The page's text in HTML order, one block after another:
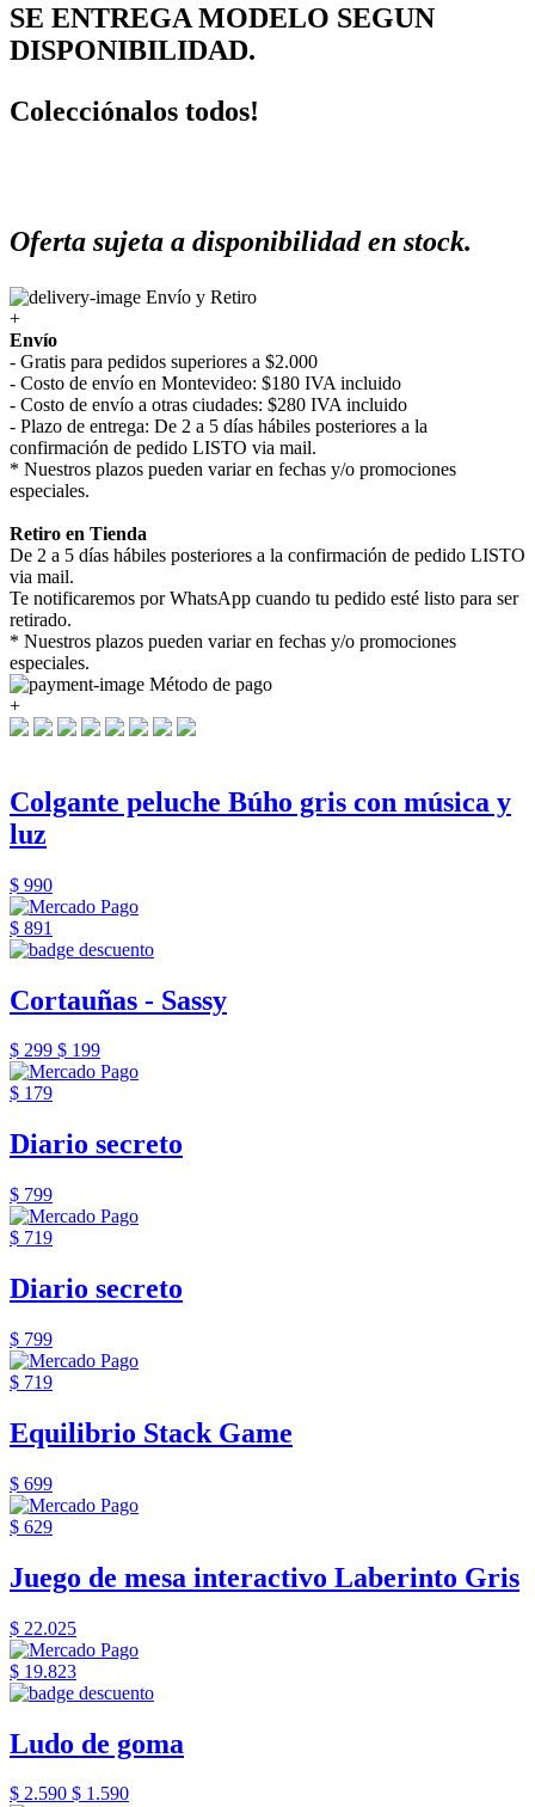
SE ENTREGA MODELO SEGUN
DISPONIBILIDAD.
Colecciónalos todos!
Oferta sujeta a disponibilidad en stock.
Envío y Retiro
+
Envío
- Gratis para pedidos superiores a $2.000
- Costo de envío en Montevideo: $180 IVA incluido
- Costo de envío a otras ciudades: $280 IVA incluido
- Plazo de entrega: De 2 a 5 días hábiles posteriores a la
confirmación de pedido LISTO via mail.
* Nuestros plazos pueden variar en fechas y/o promociones
especiales.
Retiro en Tienda
De 2 a 5 días hábiles posteriores a la confirmación de pedido LISTO
via mail.
Te notificaremos por WhatsApp cuando tu pedido esté listo para ser
retirado.
* Nuestros plazos pueden variar en fechas y/o promociones
especiales.
Método de pago
+
Colgante peluche Búho gris con música y
luz
$ 990
$ 891
Cortauñas - Sassy
$ 299 $ 199
$ 179
Diario secreto
$ 799
$ 719
Diario secreto
$ 799
$ 719
Equilibrio Stack Game
$ 699
$ 629
Juego de mesa interactivo Laberinto Gris
$ 22.025
$ 19.823
Ludo de goma
$ 2.590 $ 1.590